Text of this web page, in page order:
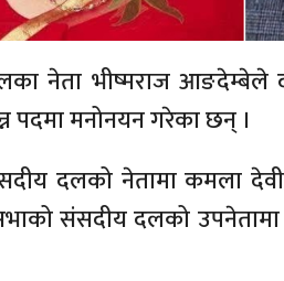
नेता भीष्मराज
पदमा मनोनयन गरेका छन् ।
दलको नेतामा कमला
संसदीय दलको